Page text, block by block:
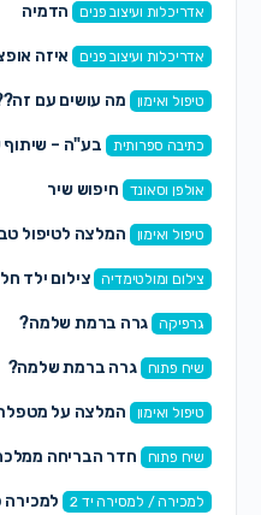
אדריכלות ועיצוב פנים הדמיה
אדריכלות ועיצוב פנים איזה
טיפול ואימון מה עושים עם זה??
כתיבה ספרותית בע"ה – שיתוף
אולפן וסאונד חיפוש שיר
טיפול ואימון המלצה לטיפול
צילום ומולטימדיה צילום ילד
גרפיקה גרה ברמת שלמה?
שיח פתוח גרה ברמת שלמה?
טיפול ואימון המלצה על מטפלת
שיח פתוח חדר הבריחה
למכירה / למסירה יד 2
למכירה